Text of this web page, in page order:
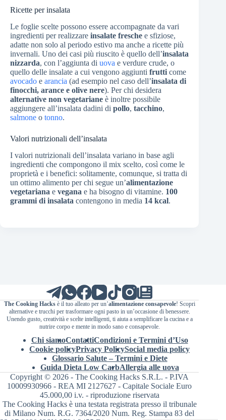
Ricette per insalata
Le foglie scelte possono essere accompagnate da vari
ingredienti per realizzare insalate fresche e sfiziose,
adatte non solo al periodo estivo ma anche a ricette più
invernali. Uno dei casi più riuscito è quello dell’insalata
nizzarda, con l’aggiunta di uova e verdure crude, o
quello delle insalate a cui vengono aggiunti frutti come
avocado e arancia (ad esempio nel caso dell’insalata di
finocchi, arance e olive nere). Per chi desidera
alternative non vegetariane è inoltre possibile
aggiungere all’insalata dadini di pollo, tacchino,
salmone o tonno.
Valori nutrizionali dell’insalata
I valori nutrizionali dell’insalata variano in base agli
ingredienti che compongono il mix scelto, così come le
proprietà e i benefici: solitamente, comunque, si tratta di
un ottimo alimento per chi segue un’alimentazione
vegetariana e vegana e ha bisogno di vitamine. 100
grammi di insalata contengono in media 14 kcal.
The Cooking Hacksè il tuo alleato per un’alimentazione consapevole! Scopri
alternative e trucchi per trasformare ogni pasto in un’occasione di benessere.
Unendo gusto, creatività e scelte intelligenti, ti aiuta a semplificare la cucina e a
nutrire corpo e mente in modo sano e consapevole.
Chi siamoContattiCondizioni e Termini d’Uso
Cookie policyPrivacy PolicySocial media policy
Glossario Salute – Termini e Diete
Guida Dieta Low CarbAllergia alle uova
Copyright © 2026 - The Cooking Hacks S.R.L. - P.IVA
10009930966 - REA MI 2127627 - Capitale Sociale Euro
45.000,00 i.v. - riproduzione riservata
The Cooking Hacks è una testata registrata presso il tribunale
di Milano Num. R.G. 7364/2020 Num. Reg. Stampa 83 del